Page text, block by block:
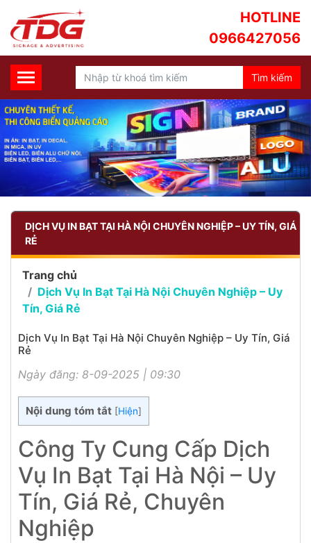
HOTLINE
0966427056
DỊCH VỤ IN BẠT TẠI HÀ NỘI CHUYÊN NGHIỆP – UY TÍN, GIÁ
RẺ
Trang chủ
Dịch Vụ In Bạt Tại Hà Nội Chuyên Nghiệp – Uy
Tín, Giá Rẻ
Dịch Vụ In Bạt Tại Hà Nội Chuyên Nghiệp – Uy Tín, Giá
Rẻ
Ngày đăng: 8-09-2025 | 09:30
Nội dung tóm tắt [Hiện]
Công Ty Cung Cấp Dịch
Vụ In Bạt Tại Hà Nội – Uy
Tín, Giá Rẻ, Chuyên
Nghiệp